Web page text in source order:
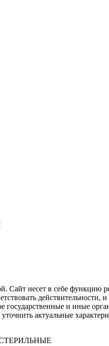
Сайт несет в себе
и иные
актуальные